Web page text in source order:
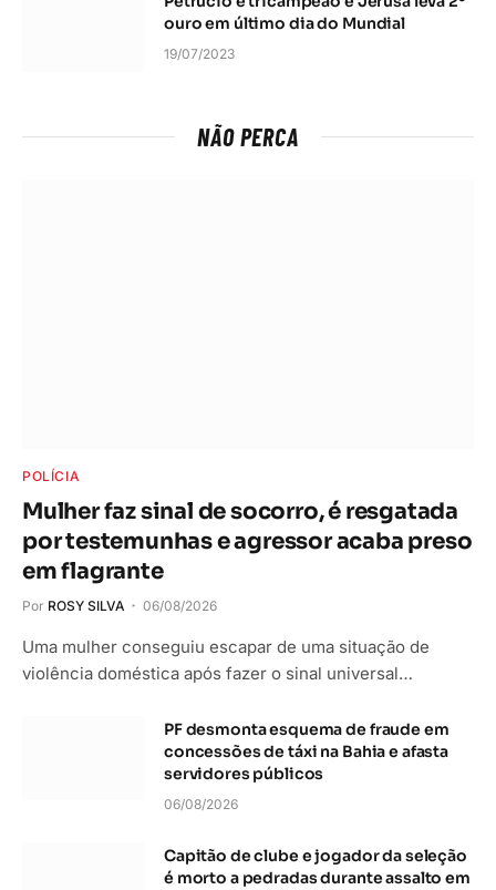
ouro em último dia do Mundial
19/07/2023
NÃO PERCA
POLÍCIA
Mulher faz sinal de socorro, é resgatada
por testemunhas e agressor acaba preso
em flagrante
Por ROSY SILVA 06/08/2026
Uma mulher conseguiu escapar de uma situação de
violência doméstica após fazer o sinal universal…
PF desmonta esquema de fraude em
concessões de táxi na Bahia e afasta
servidores públicos
06/08/2026
Capitão de clube e jogador da seleção
é morto a pedradas durante assalto em